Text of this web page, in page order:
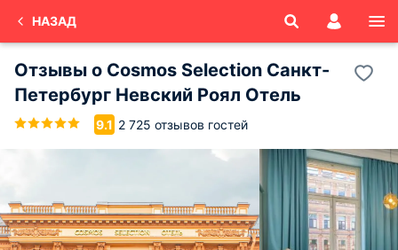
НАЗАД
Отзывы о Cosmos Selection Санкт-
Петербург Невский Роял Отель
9.1 2 725 отзывов гостей